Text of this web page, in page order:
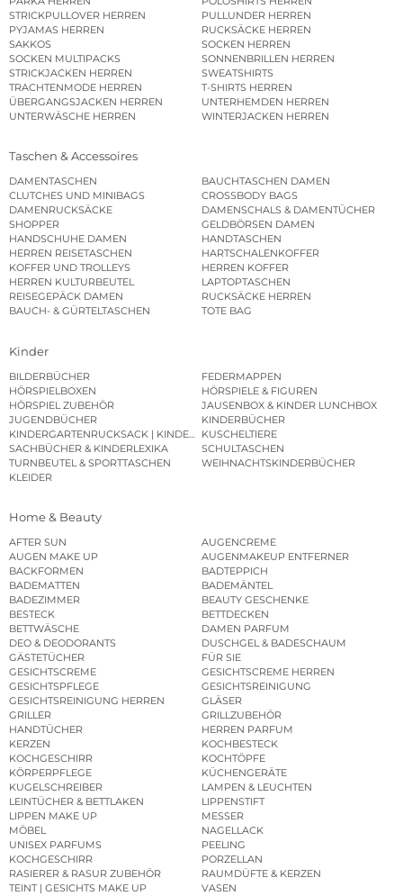
STRICKPULLOVER HERREN
PULLUNDER HERREN
PYJAMAS HERREN
RUCKSÄCKE HERREN
SAKKOS
SOCKEN HERREN
SOCKEN MULTIPACKS
SONNENBRILLEN HERREN
STRICKJACKEN HERREN
SWEATSHIRTS
TRACHTENMODE HERREN
T-SHIRTS HERREN
ÜBERGANGSJACKEN HERREN
UNTERHEMDEN HERREN
UNTERWÄSCHE HERREN
WINTERJACKEN HERREN
Taschen & Accessoires
DAMENTASCHEN
BAUCHTASCHEN DAMEN
CLUTCHES UND MINIBAGS
CROSSBODY BAGS
DAMENRUCKSÄCKE
DAMENSCHALS & DAMENTÜCHER
SHOPPER
GELDBÖRSEN DAMEN
HANDSCHUHE DAMEN
HANDTASCHEN
HERREN REISETASCHEN
HARTSCHALENKOFFER
KOFFER UND TROLLEYS
HERREN KOFFER
HERREN KULTURBEUTEL
LAPTOPTASCHEN
REISEGEPÄCK DAMEN
RUCKSÄCKE HERREN
BAUCH- & GÜRTELTASCHEN
TOTE BAG
Kinder
BILDERBÜCHER
FEDERMAPPEN
HÖRSPIELBOXEN
HÖRSPIELE & FIGUREN
HÖRSPIEL ZUBEHÖR
JAUSENBOX & KINDER LUNCHBOX
JUGENDBÜCHER
KINDERBÜCHER
KINDERGARTENRUCKSACK | KINDERGARTENBEUTEL
KUSCHELTIERE
SACHBÜCHER & KINDERLEXIKA
SCHULTASCHEN
TURNBEUTEL & SPORTTASCHEN
WEIHNACHTSKINDERBÜCHER
KLEIDER
Home & Beauty
AFTER SUN
AUGENCREME
AUGEN MAKE UP
AUGENMAKEUP ENTFERNER
BACKFORMEN
BADTEPPICH
BADEMATTEN
BADEMÄNTEL
BADEZIMMER
BEAUTY GESCHENKE
BESTECK
BETTDECKEN
BETTWÄSCHE
DAMEN PARFUM
DEO & DEODORANTS
DUSCHGEL & BADESCHAUM
GÄSTETÜCHER
FÜR SIE
GESICHTSCREME
GESICHTSCREME HERREN
GESICHTSPFLEGE
GESICHTSREINIGUNG
GESICHTSREINIGUNG HERREN
GLÄSER
GRILLER
GRILLZUBEHÖR
HANDTÜCHER
HERREN PARFUM
KERZEN
KOCHBESTECK
KOCHGESCHIRR
KOCHTÖPFE
KÖRPERPFLEGE
KÜCHENGERÄTE
KUGELSCHREIBER
LAMPEN & LEUCHTEN
LEINTÜCHER & BETTLAKEN
LIPPENSTIFT
LIPPEN MAKE UP
MESSER
MÖBEL
NAGELLACK
UNISEX PARFUMS
PEELING
KOCHGESCHIRR
PORZELLAN
RASIERER & RASUR ZUBEHÖR
RAUMDÜFTE & KERZEN
TEINT | GESICHTS MAKE UP
VASEN